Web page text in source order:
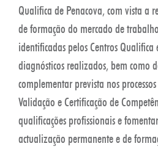
Qualifica de Penacova, com vista a
de formação do mercado de
identificadas pelos Centros Qualifica
diagnósticos realizados, bem como
complementar prevista nos
Validação e Certificação de
qualificações profissionais e
actualização permanente e de